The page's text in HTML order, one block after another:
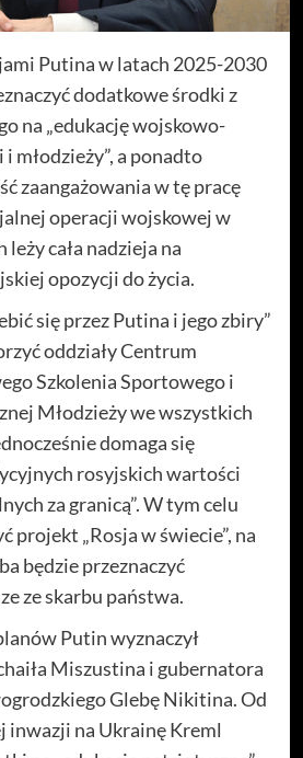
Putina w latach 2025-2030
dodatkowe środki z
na „edukację wojskowo-
młodzieży”, a ponadto
zaangażowania w tę pracę
operacji wojskowej w
leży cała nadzieja na
opozycji do życia.
się przez Putina i jego zbiry”
oddziały Centrum
Szkolenia Sportowego i
Młodzieży we wszystkich
domaga się
rosyjskich wartości
za granicą”. W tym celu
projekt „Rosja w świecie”, na
będzie przeznaczyć
ze skarbu państwa.
Putin wyznaczył
Miszustina i gubernatora
Glebę Nikitina. Od
inwazji na Ukrainę Kreml